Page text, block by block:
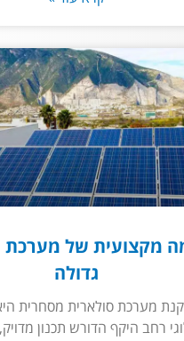
מקצועית של מערכת
גדולה
מערכת סולארית מסחרית
רחב היקף הדורש תכנון